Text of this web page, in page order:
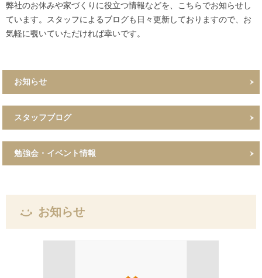
弊社のお休みや家づくりに役立つ情報などを、こちらでお知らせし
ています。スタッフによるブログも日々更新しておりますので、お
気軽に覗いていただければ幸いです。
お知らせ
スタッフブログ
勉強会・イベント情報
お知らせ